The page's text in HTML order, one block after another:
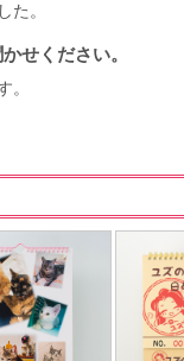
た。
せください。
。